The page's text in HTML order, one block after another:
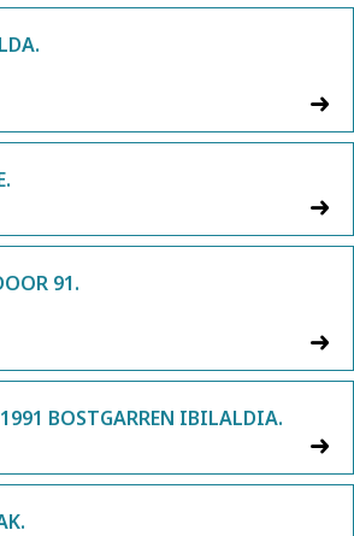
91.
BOSTGARREN IBILALDIA.